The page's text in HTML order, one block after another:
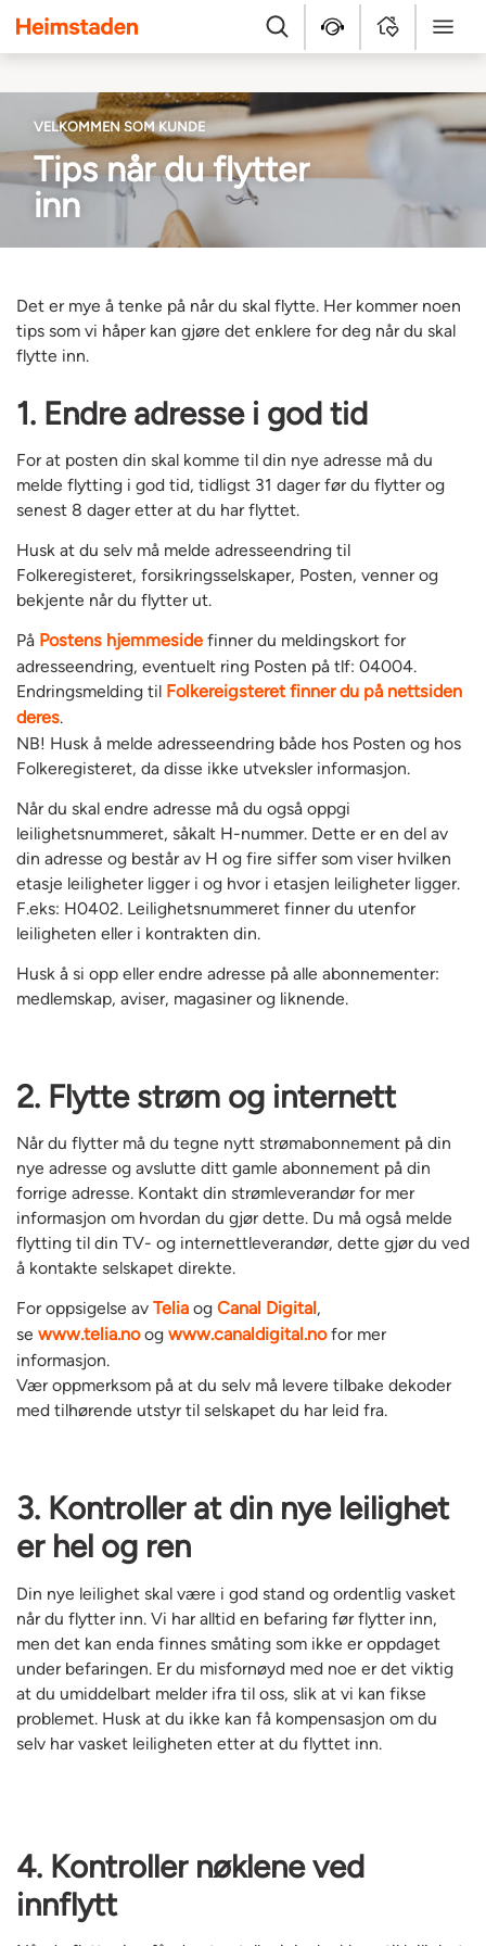
Heimstaden
Søk HjelpesenterMyHomeMeny
VELKOMMEN SOM KUNDE
Tips når du flytter
inn
Det er mye å tenke på når du skal flytte. Her kommer noen
tips som vi håper kan gjøre det enklere for deg når du skal
flytte inn.
1. Endre adresse i god tid
For at posten din skal komme til din nye adresse må du
melde flytting i god tid, tidligst 31 dager før du flytter og
senest 8 dager etter at du har flyttet.
Husk at du selv må melde adresseendring til
Folkeregisteret, forsikringsselskaper, Posten, venner og
bekjente når du flytter ut.
På Postens hjemmeside finner du meldingskort for
adresseendring, eventuelt ring Posten på tlf: 04004.
Endringsmelding til Folkereigsteret finner du på nettsiden
deres.
NB! Husk å melde adresseendring både hos Posten og hos
Folkeregisteret, da disse ikke utveksler informasjon.
Når du skal endre adresse må du også oppgi
leilighetsnummeret, såkalt H-nummer. Dette er en del av
din adresse og består av H og fire siffer som viser hvilken
etasje leiligheter ligger i og hvor i etasjen leiligheter ligger.
F.eks: H0402. Leilighetsnummeret finner du utenfor
leiligheten eller i kontrakten din.
Husk å si opp eller endre adresse på alle abonnementer:
medlemskap, aviser, magasiner og liknende.
2. Flytte strøm og internett
Når du flytter må du tegne nytt strømabonnement på din
nye adresse og avslutte ditt gamle abonnement på din
forrige adresse. Kontakt din strømleverandør for mer
informasjon om hvordan du gjør dette. Du må også melde
flytting til din TV- og internettleverandør, dette gjør du ved
å kontakte selskapet direkte.
For oppsigelse av Telia og Canal Digital ,
se www.telia.noog www.canaldigital.nofor mer
informasjon.
Vær oppmerksom på at du selv må levere tilbake dekoder
med tilhørende utstyr til selskapet du har leid fra.
3. Kontroller at din nye leilighet
er hel og ren
Din nye leilighet skal være i god stand og ordentlig vasket
når du flytter inn. Vi har alltid en befaring før flytter inn,
men det kan enda finnes småting som ikke er oppdaget
under befaringen. Er du misfornøyd med noe er det viktig
at du umiddelbart melder ifra til oss, slik at vi kan fikse
problemet. Husk at du ikke kan få kompensasjon om du
selv har vasket leiligheten etter at du flyttet inn.
4. Kontroller nøklene ved
innflytt